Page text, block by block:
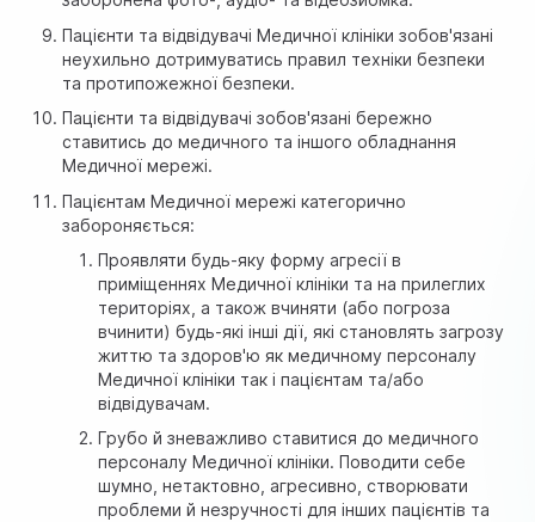
Пацієнти та відвідувачі Медичної клініки зобов'язані
неухильно дотримуватись правил техніки безпеки
та протипожежної безпеки.
Пацієнти та відвідувачі зобов'язані бережно
ставитись до медичного та іншого обладнання
Медичної мережі.
Пацієнтам Медичної мережі категорично
забороняється:
Проявляти будь-яку форму агресії в
приміщеннях Медичної клініки та на прилеглих
територіях, а також вчиняти (або погроза
вчинити) будь-які інші дії, які становлять загрозу
життю та здоров'ю як медичному персоналу
Медичної клініки так і пацієнтам та/або
відвідувачам.
Грубо й зневажливо ставитися до медичного
персоналу Медичної клініки. Поводити себе
шумно, нетактовно, агресивно, створювати
проблеми й незручності для інших пацієнтів та